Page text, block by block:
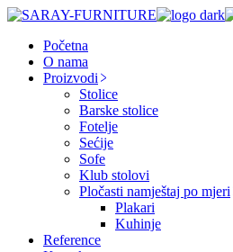
Skip
content
Početna
O nama
Proizvodi
Stolice
Barske stolice
Fotelje
Sećije
Sofe
Klub stolovi
Pločasti namještaj po mjeri
Plakari
Kuhinje
Reference